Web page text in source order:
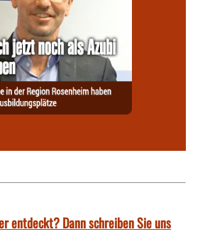
entdeckt? Dann schreiben Sie uns